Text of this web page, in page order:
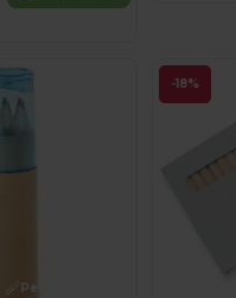
Personalize-o!
-18%